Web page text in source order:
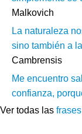
Malkovich
La naturaleza
sino también a
Cambrensis
Me encuentro
confianza,
Ver todas las